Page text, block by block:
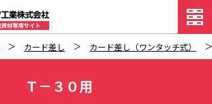
カード差し カード差し（ワンタッチ式）
Ｔ－３０用